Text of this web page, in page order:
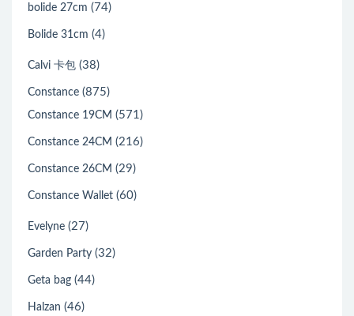
bolide 27cm (74)
Bolide 31cm (4)
Calvi 卡包 (38)
Constance (875)
Constance 19CM (571)
Constance 24CM (216)
Constance 26CM (29)
Constance Wallet (60)
Evelyne (27)
Garden Party (32)
Geta bag (44)
Halzan (46)